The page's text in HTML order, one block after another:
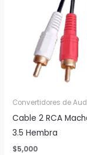
Convertidores de
Cable 2 RCA
3.5 Hembra
$5,000